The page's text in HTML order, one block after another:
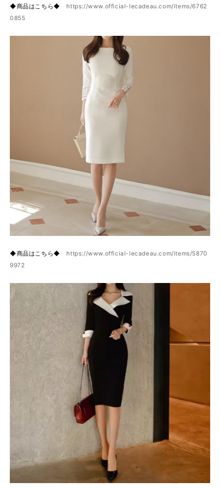
◆商品はこちら◆ https://www.official-lecadeau.com/items/6762
0855
◆商品はこちら◆ https://www.official-lecadeau.com/items/5870
9972